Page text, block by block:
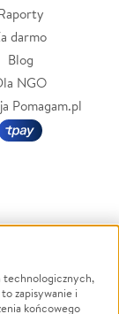
darmo
Blog
NGO
Pomagam.pl
technologicznych,
zapisywanie i
końcowego